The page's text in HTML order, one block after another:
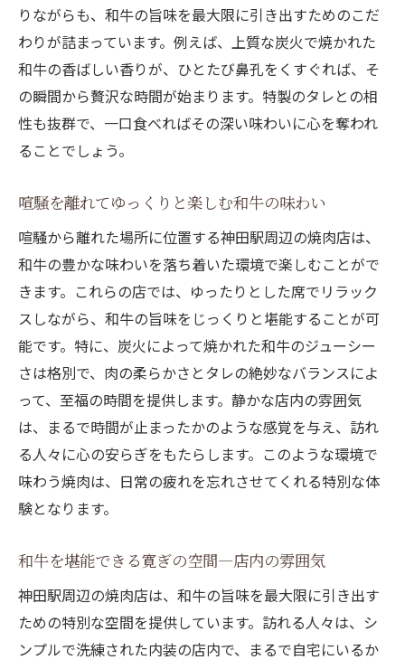
りながらも、和牛の旨味を最大限に引き出すためのこだ
わりが詰まっています。例えば、上質な炭火で焼かれた
和牛の香ばしい香りが、ひとたび鼻孔をくすぐれば、そ
の瞬間から贅沢な時間が始まります。特製のタレとの相
性も抜群で、一口食べればその深い味わいに心を奪われ
ることでしょう。
喧騒を離れてゆっくりと楽しむ和牛の味わい
喧騒から離れた場所に位置する神田駅周辺の焼肉店は、
和牛の豊かな味わいを落ち着いた環境で楽しむことがで
きます。これらの店では、ゆったりとした席でリラック
スしながら、和牛の旨味をじっくりと堪能することが可
能です。特に、炭火によって焼かれた和牛のジューシー
さは格別で、肉の柔らかさとタレの絶妙なバランスによ
って、至福の時間を提供します。静かな店内の雰囲気
は、まるで時間が止まったかのような感覚を与え、訪れ
る人々に心の安らぎをもたらします。このような環境で
味わう焼肉は、日常の疲れを忘れさせてくれる特別な体
験となります。
和牛を堪能できる寛ぎの空間—店内の雰囲気
神田駅周辺の焼肉店は、和牛の旨味を最大限に引き出す
ための特別な空間を提供しています。訪れる人々は、シ
ンプルで洗練された内装の店内で、まるで自宅にいるか